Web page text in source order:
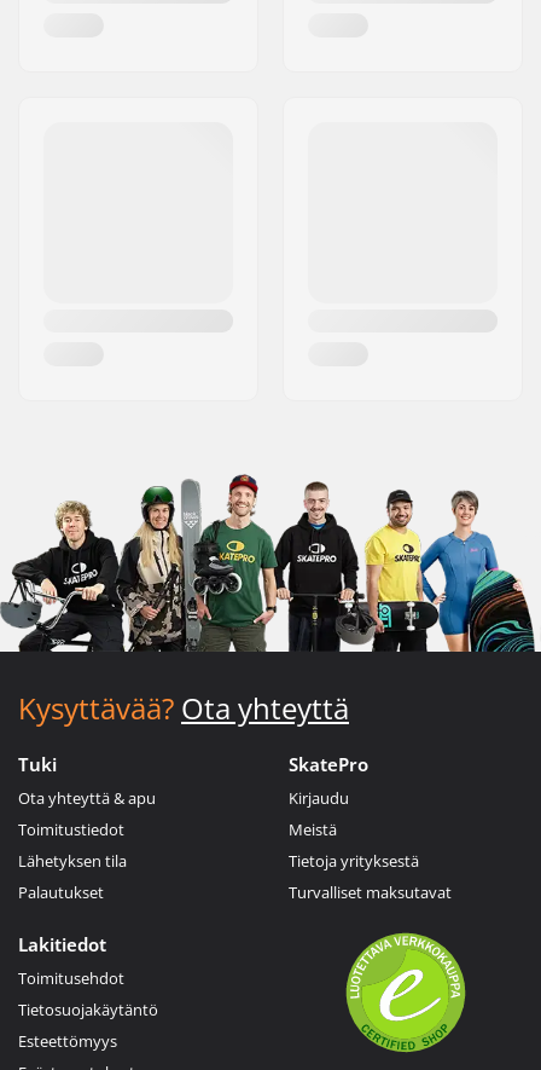
Kysyttävää? Ota yhteyttä
Tuki
Ota yhteyttä & apu
Toimitustiedot
Lähetyksen tila
Palautukset
SkatePro
Kirjaudu
Meistä
Tietoja yrityksestä
Turvalliset maksutavat
Lakitiedot
Toimitusehdot
Tietosuojakäytäntö
Esteettömyys